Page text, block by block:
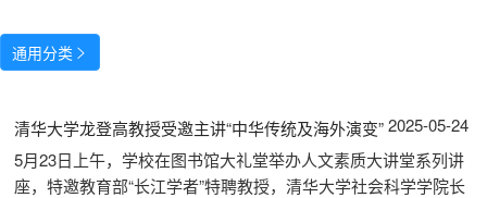
通用分类 
清华大学龙登高教授受邀主讲“中华传统及海外演变”2025-05-24
5月23日上午，学校在图书馆大礼堂举办人文素质大讲堂系列讲
座，特邀教育部“长江学者”特聘教授，清华大学社会科学学院长